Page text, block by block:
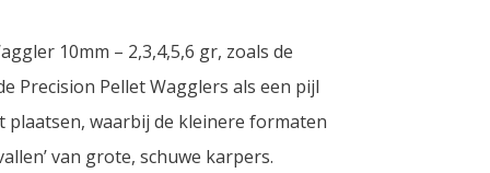
10mm – 2,3,4,5,6 gr, zoals de
Precision Pellet Wagglers als een pijl
plaatsen, waarbij de kleinere formaten
van grote, schuwe karpers.